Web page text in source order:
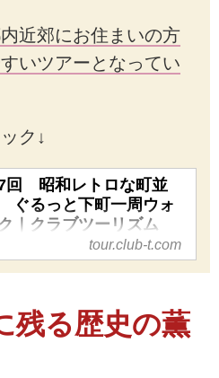
近郊にお住まいの方
いツアーとなってい
ク↓
回 昭和レトロな町並
るっと下町一周ウォ
｜クラブツーリズム
7回 昭和レトロな町並み
っと下町一周ウォークの紹
申込ならクラブツーリズ
tour.club-t.com
残る歴史の薫